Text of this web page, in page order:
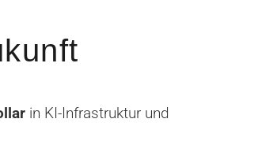
in KI-Infrastruktur und